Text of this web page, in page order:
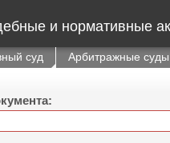
и нормативные
суд Арбитражные суды